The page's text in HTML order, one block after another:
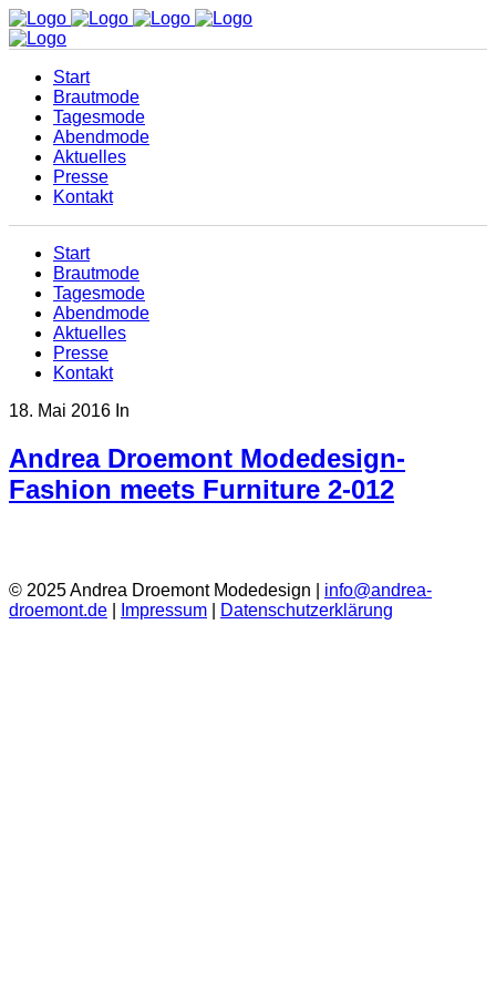
Start
Brautmode
Tagesmode
Abendmode
Aktuelles
Presse
Kontakt
Start
Brautmode
Tagesmode
Abendmode
Aktuelles
Presse
Kontakt
18. Mai 2016 In
Andrea Droemont Modedesign-
Fashion meets Furniture 2-012
© 2025 Andrea Droemont Modedesign | info@andrea-
droemont.de
Impressum Datenschutzerklärung